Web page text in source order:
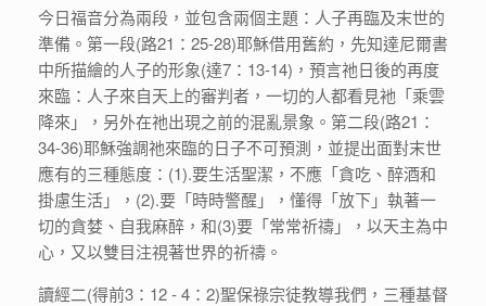
今日福音分為兩段，並包含兩個主題：人子再臨及末世的
準備。第一段(路21：25-28)耶穌借用舊約，先知達尼爾書
中所描繪的人子的形象(達7：13-14)，預言祂日後的再度
來臨：人子來自天上的審判者，一切的人都看見衪「乘雲
降來」，另外在祂出現之前的混亂景象。第二段(路21：
34-36)耶穌強調祂來臨的日子不可預測，並提出面對末世
應有的三種態度：(1).要生活聖潔，不應「貪吃、醉酒和
掛慮生活」，(2).要「時時警醒」，懂得「放下」執著一
切的貪婪、自我麻醉，和(3)要「常常祈禱」，以天主為中
心，又以雙目注視著世界的祈禱。
讀經二(得前3：12 - 4：2)聖保祿宗徒教導我們，三種基督